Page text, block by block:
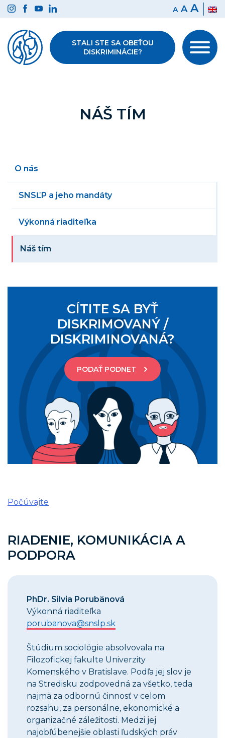
Preskočiť
na
obsah
A A A
STALI STE SA OBEŤOU
DISKRIMINÁCIE?
NÁŠ TÍM
O nás
SNSĽP a jeho mandáty
Výkonná riaditeľka
Náš tím
CÍTITE SA BYŤ
DISKRIMOVANÝ /
DISKRIMINOVANÁ?
PODAŤ PODNET
Počúvajte
RIADENIE, KOMUNIKÁCIA A
PODPORA
PhDr. Silvia Porubänová
Výkonná riaditeľka
porubanova@snslp.sk
Štúdium sociológie absolvovala na
Filozofickej fakulte Univerzity
Komenského v Bratislave. Podľa jej slov je
na Stredisku zodpovedná za všetko, teda
najmä za odbornú činnosť v celom
rozsahu, za personálne, ekonomické a
organizačné záležitosti. Medzi jej
najobľúbenejšie oblasti ľudských práv